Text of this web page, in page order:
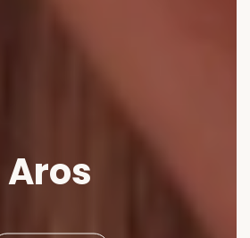
Aros